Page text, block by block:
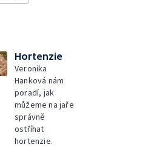
Hortenzie
Veronika
Hanková nám
poradí, jak
můžeme na jaře
správně
ostříhat
hortenzie.